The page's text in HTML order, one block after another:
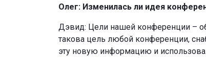
Олег: Изменилась ли идея
Дэвид: Цели нашей конференции –
такова цель любой конференции,
эту новую информацию и